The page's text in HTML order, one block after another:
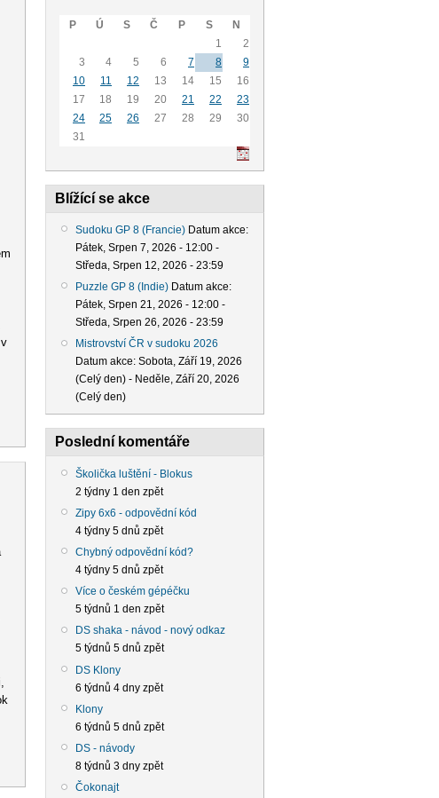
P Ú S Č P S
N
1
2
3
4 5 6 7 8
9
10
11 12 13 14 15
16
17
18 19 20 21 22
23
24
25 26 27 28 29
30
31
Blížící se akce
Sudoku GP 8 (Francie) Datum akce:
Pátek, Srpen 7, 2026 - 12:00 -
Středa, Srpen 12, 2026 - 23:59
Puzzle GP 8 (Indie) Datum akce:
Pátek, Srpen 21, 2026 - 12:00 -
Středa, Srpen 26, 2026 - 23:59
Mistrovství ČR v sudoku 2026
Datum akce: Sobota, Září 19, 2026
(Celý den) - Neděle, Září 20, 2026
(Celý den)
Poslední komentáře
Školička luštění - Blokus
2 týdny 1 den zpět
Zipy 6x6 - odpovědní kód
4 týdny 5 dnů zpět
Chybný odpovědní kód?
4 týdny 5 dnů zpět
Více o českém gépéčku
5 týdnů 1 den zpět
DS shaka - návod - nový odkaz
5 týdnů 5 dnů zpět
DS Klony
6 týdnů 4 dny zpět
Klony
6 týdnů 5 dnů zpět
DS - návody
8 týdnů 3 dny zpět
Čokonajt